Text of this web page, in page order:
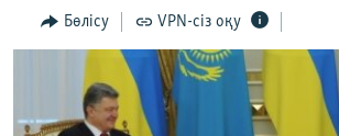
ӘЛЕУМЕТ
АРНАЙЫ ЖОБАЛАР
Бөлісу VPN-сіз оқу